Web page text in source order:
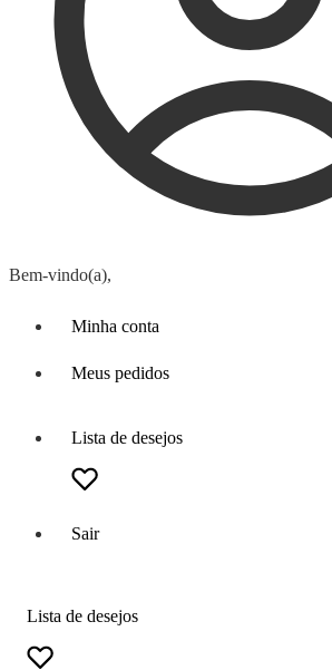
Bem-vindo(a),
Minha conta
Meus pedidos
Lista de desejos
Sair
Lista de desejos